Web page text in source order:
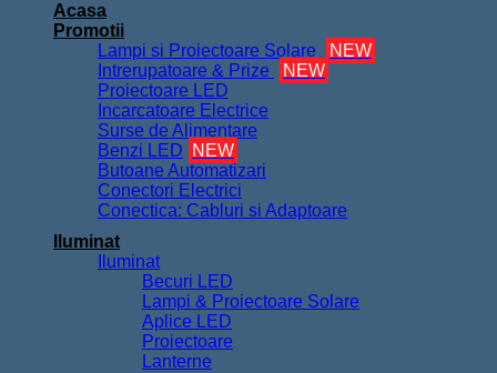
Acasa
Promotii
Lampi si Proiectoare Solare
NEW
Intrerupatoare & Prize
NEW
Proiectoare LED
Incarcatoare Electrice
Surse de Alimentare
Benzi LED
NEW
Butoane Automatizari
Conectori Electrici
Conectica: Cabluri si Adaptoare
Iluminat
Iluminat
Becuri LED
Lampi & Proiectoare Solare
Aplice LED
Proiectoare
Lanterne